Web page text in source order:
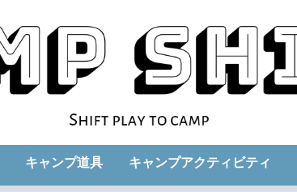
キャンプ道具 キャンプアクティビティ